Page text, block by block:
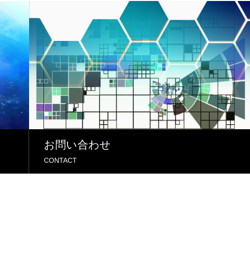
お問い合わせ
CONTACT